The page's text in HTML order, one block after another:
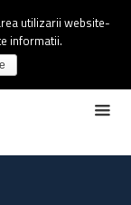
utilizarii website-
informatii.